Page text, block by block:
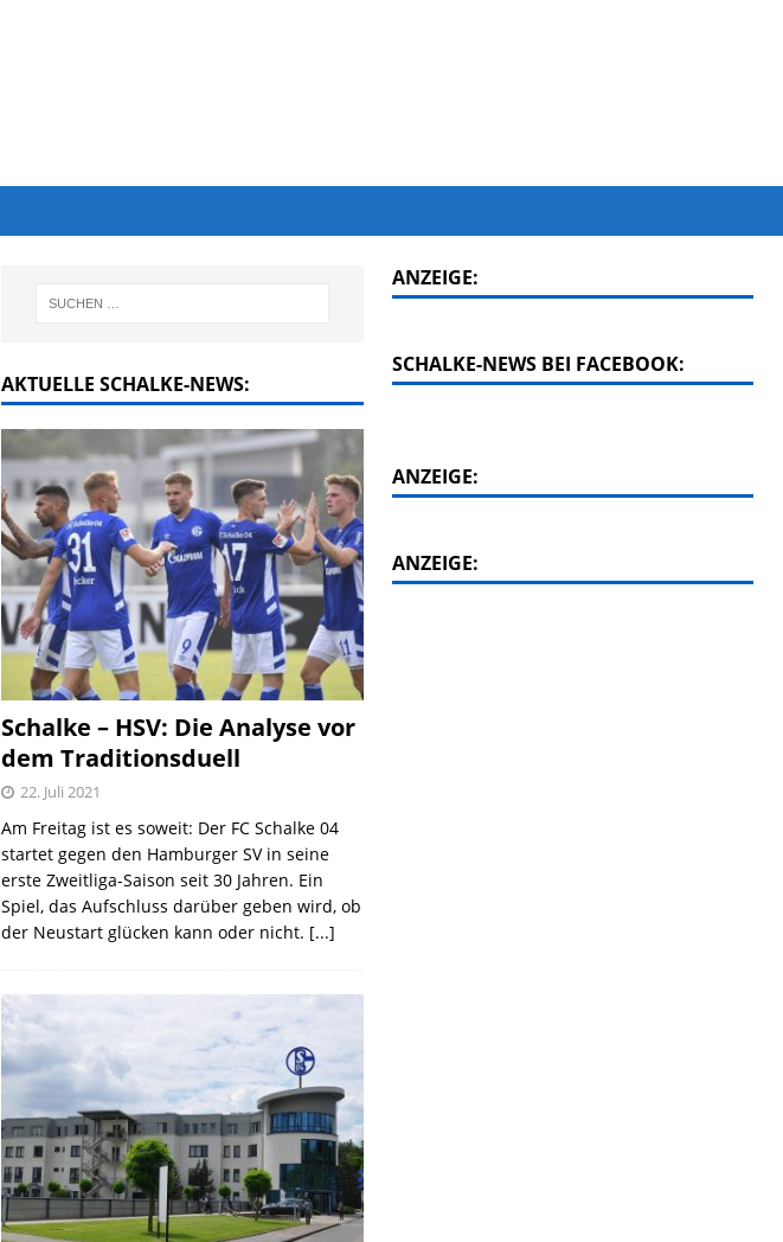
AKTUELLE SCHALKE-NEWS:
Schalke – HSV: Die Analyse vor
dem Traditionsduell
22. Juli 2021
Am Freitag ist es soweit: Der FC Schalke 04
startet gegen den Hamburger SV in seine
erste Zweitliga-Saison seit 30 Jahren. Ein
Spiel, das Aufschluss darüber geben wird, ob
der Neustart glücken kann oder nicht. [...]
ANZEIGE:
SCHALKE-NEWS BEI FACEBOOK:
ANZEIGE:
ANZEIGE: